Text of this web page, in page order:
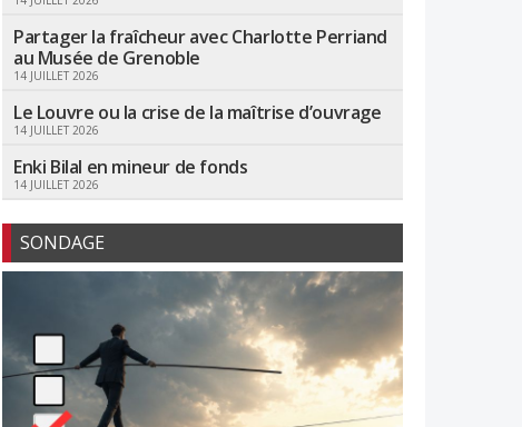
Partager la fraîcheur avec Charlotte Perriand
au Musée de Grenoble
14 JUILLET 2026
Le Louvre ou la crise de la maîtrise d’ouvrage
14 JUILLET 2026
Enki Bilal en mineur de fonds
14 JUILLET 2026
SONDAGE